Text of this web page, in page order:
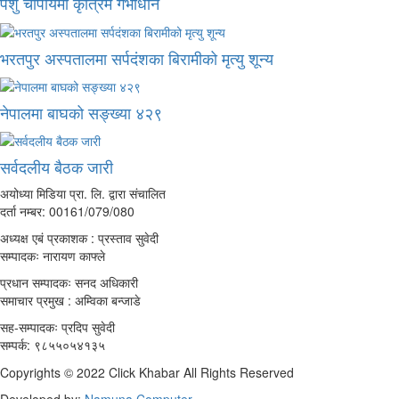
भरतपुर अस्पतालमा सर्पदंशका बिरामीको मृत्यु शून्य
नेपालमा बाघको सङ्ख्या ४२९
सर्वदलीय बैठक जारी
अयोध्या मिडिया प्रा. लि. द्वारा संचालित
दर्ता नम्बर: 00161/079/080
अध्यक्ष एबं प्रकाशक : प्रस्ताव सुवेदी
सम्पादकः नारायण काफ्ले
प्रधान सम्पादकः सनद अधिकारी
समाचार प्रमुख : अम्विका बन्जाडे
सह-सम्पादकः प्रदिप सुवेदी
सम्पर्क: ९८५५०५४१३५
Copyrights © 2022 Click Khabar All Rights Reserved